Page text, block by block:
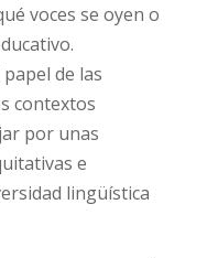
voces se oyen o
de las
contextos
por unas
e
lingüística